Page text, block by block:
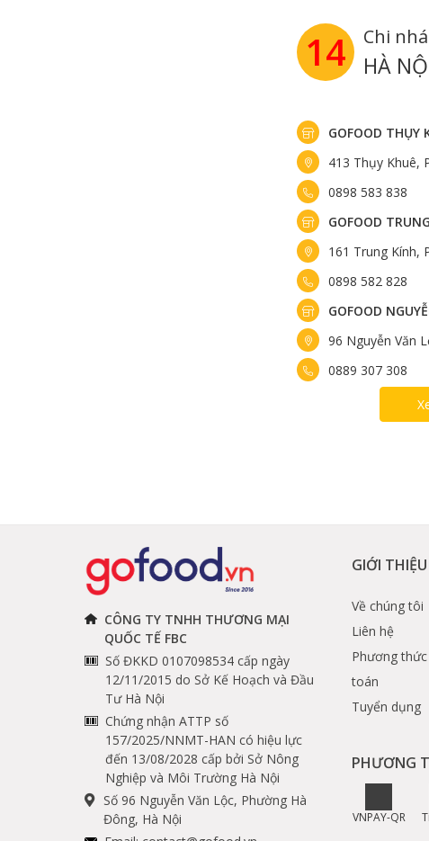
14 Chi
HÀ
GOFOOD THỤY
413 Thụy Khuê,
0898 583 838
GOFOOD
161 Trung Kính,
0898 582 828
GOFOOD
96 Nguyễn Văn
0889 307 308
CÔNG TY TNHH THƯƠNG MẠI
QUỐC TẾ FBC
Số ĐKKD 0107098534 cấp ngày
12/11/2015 do Sở Kế Hoạch và Đầu
Tư Hà Nội
Chứng nhận ATTP số
157/2025/NNMT-HAN có hiệu lực
đến 13/08/2028 cấp bởi Sở Nông
Nghiệp và Môi Trường Hà Nội
Số 96 Nguyễn Văn Lộc, Phường Hà
Đông, Hà Nội
GIỚI THIỆU
Về chúng tôi
Liên hệ
Phương
toán
Tuyển dụng
PHƯƠNG
VNPAY-QR